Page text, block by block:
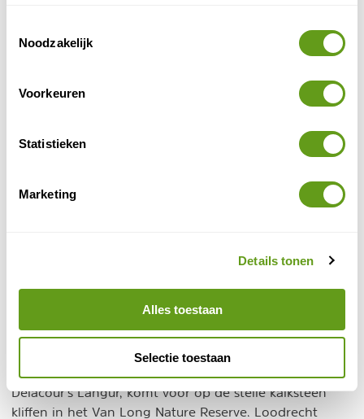
Noodzakelijk
Voorkeuren
Statistieken
Marketing
Details tonen
Alles toestaan
Selectie toestaan
Mooie homestay in Ninh Binh met uitzicht op de
Delacour's Langur, komt voor op de steile kalksteen
kliffen in het Van Long Nature Reserve. Loodrecht